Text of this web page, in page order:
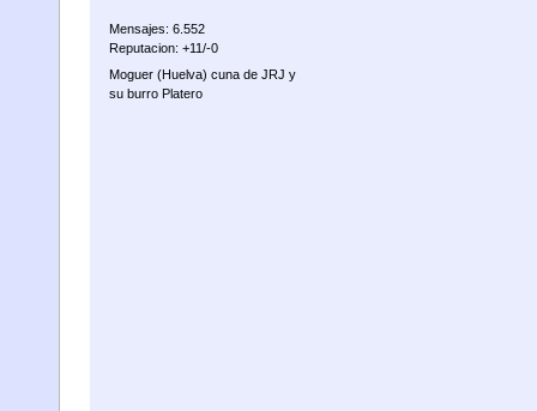
Mensajes: 6.552
Reputacion: +11/-0
Moguer (Huelva) cuna de JRJ y
su burro Platero